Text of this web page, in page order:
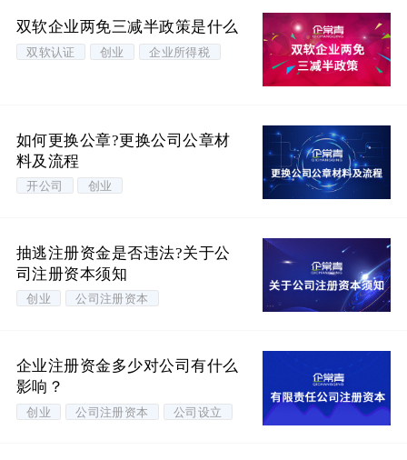
双软企业两免三减半政策是什么
双软认证 创业 企业所得税
如何更换公章?更换公司公章材
料及流程
开公司 创业
抽逃注册资金是否违法?关于公
司注册资本须知
创业 公司注册资本
企业注册资金多少对公司有什么
影响？
创业 公司注册资本 公司设立